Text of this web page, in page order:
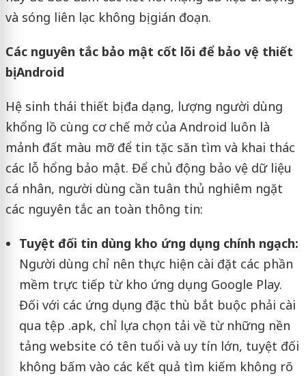
và sóng liên lạc không bị gián đoạn.
Các nguyên tắc bảo mật cốt lõi để bảo vệ thiết
bị Android
Hệ sinh thái thiết bị đa dạng, lượng người dùng
khổng lồ cùng cơ chế mở của Android luôn là
mảnh đất màu mỡ để tin tặc săn tìm và khai thác
các lỗ hổng bảo mật. Để chủ động bảo vệ dữ liệu
cá nhân, người dùng cần tuân thủ nghiêm ngặt
các nguyên tắc an toàn thông tin:
Tuyệt đối tin dùng kho ứng dụng chính ngạch:
Người dùng chỉ nên thực hiện cài đặt các phần
mềm trực tiếp từ kho ứng dụng Google Play.
Đối với các ứng dụng đặc thù bắt buộc phải cài
qua tệp .apk, chỉ lựa chọn tải về từ những nền
tảng website có tên tuổi và uy tín lớn, tuyệt đối
không bấm vào các kết quả tìm kiếm không rõ